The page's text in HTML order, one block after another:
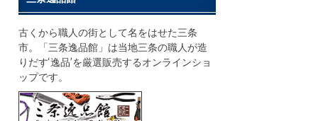
古くから職人の街として名をはせた三条
市。「三条逸品館」は当地三条の職人が造
りだす‘逸品’を厳選販売するオンラインショ
ップです。